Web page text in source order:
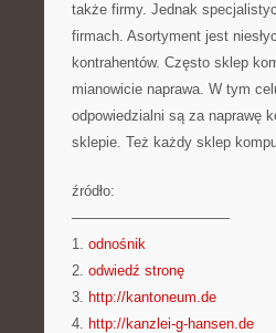
także firmy. Jednak
firmach. Asortyment jest
kontrahentów. Często sklep
mianowicie naprawa. W tym
odpowiedzialni są za naprawę
sklepie. Też każdy sklep
źródło:
———————————
1. odnośnik
2. odwiedź stronę
3. http://kantoneum.de
4. http://kanzlei-g-hansen.de